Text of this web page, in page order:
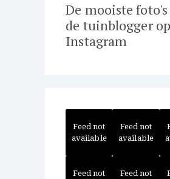
De mooiste
de tuinblogger op
Instagram
Feed not
available
Feed not
available
Feed not
Feed not